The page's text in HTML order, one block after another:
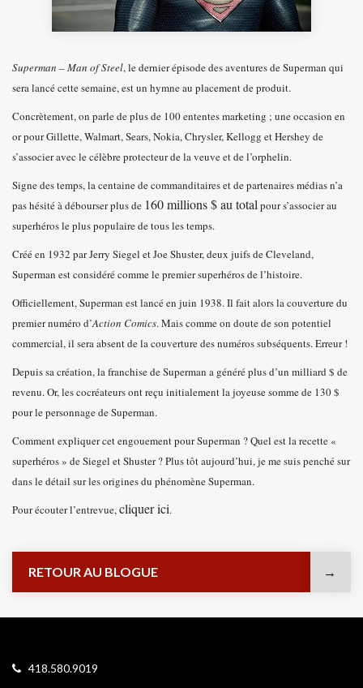
Superman – Man of Steel, le dernier épisode des aventures de Superman qui
sera lancé cette semaine, est un hymne au placement de produit.
Concrètement, on parle de plus de 100 ententes marketing ; une occasion en
or pour Gillette, Walmart, Sears, Nokia, Chrysler, Kellogg et Hershey de
s’associer avec le célèbre protecteur de la veuve et de l’orphelin.
Signe des temps, la centaine de commanditaires et de partenaires médias n’a
pas hésité à débourser plus de 160 millions $ au total pour s’associer au
superhéros le plus populaire de tous les temps.
Créé en 1932 par Jerry Siegel et Joe Shuster, deux juifs de Cleveland,
Superman est considéré comme le premier superhéros de l’histoire.
Officiellement, Superman est lancé en juin 1938. Il fait alors la couverture du
premier numéro d’Action Comics. Mais comme on doute de son potentiel
commercial, il sera absent de la couverture des numéros subséquents. Erreur !
Depuis sa création, la franchise de Superman a généré plus d’un milliard $ de
revenu. Or, les cocréateurs ont reçu initialement la joyeuse somme de 130 $
pour le personnage de Superman.
Comment expliquer cet engouement pour Superman ? Quel est la recette «
superhéros » de Siegel et Shuster ? Plus tôt aujourd’hui, je me suis penché sur
dans le détail sur les origines du phénomène Superman.
Pour écouter l’entrevue,cliquer ici.
RETOUR AU BLOGUE
418.580.9019